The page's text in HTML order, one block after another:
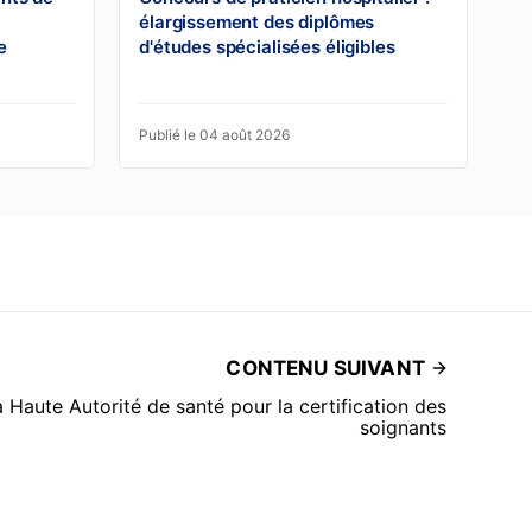
élargissement des diplômes
d'études spécialisées éligibles
Publié le 04 août 2026
CONTENU SUIVANT
Haute Autorité de santé pour la certification des
soignants